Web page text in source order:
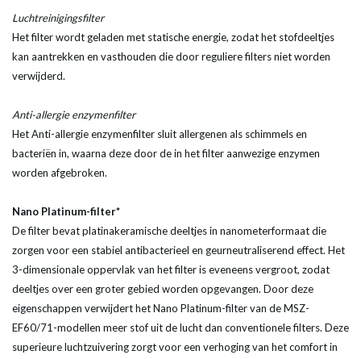
Luchtreinigingsfilter
Het filter wordt geladen met statische energie, zodat het stofdeeltjes
kan aantrekken en vasthouden die door reguliere filters niet worden
verwijderd.
Anti-allergie enzymenfilter
Het Anti-allergie enzymenfilter sluit allergenen als schimmels en
bacteriën in, waarna deze door de in het filter aanwezige enzymen
worden afgebroken.
Nano Platinum-filter*
De filter bevat platinakeramische deeltjes in nanometerformaat die
zorgen voor een stabiel antibacterieel en geurneutraliserend effect. Het
3-dimensionale oppervlak van het filter is eveneens vergroot, zodat
deeltjes over een groter gebied worden opgevangen. Door deze
eigenschappen verwijdert het Nano Platinum-filter van de MSZ-
EF60/71-modellen meer stof uit de lucht dan conventionele filters. Deze
superieure luchtzuivering zorgt voor een verhoging van het comfort in